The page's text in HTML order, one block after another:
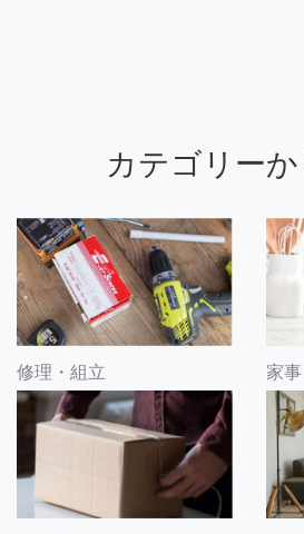
カテゴリー
修理・組立 家事